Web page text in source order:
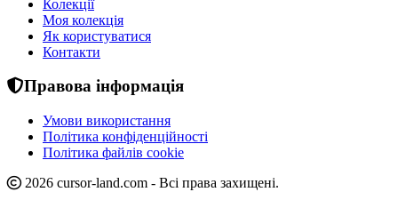
Колекції
Моя колекція
Як користуватися
Контакти
Правова інформація
Умови використання
Політика конфіденційності
Політика файлів cookie
2026 cursor-land.com - Всі права захищені.